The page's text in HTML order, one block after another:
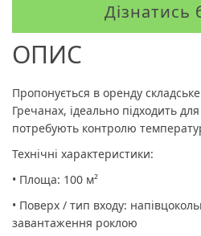
Дізнатись
ОПИС
Пропонується в оренду
Гречанах, ідеально підходить
потребують контролю
Технічні характеристики:
• Площа: 100 м²
• Поверх / тип входу:
завантаження роклою